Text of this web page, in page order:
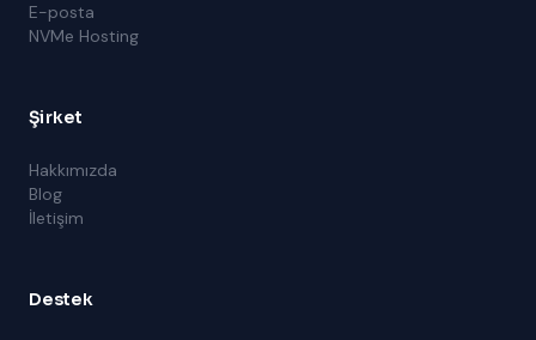
E-posta
NVMe Hosting
Şirket
Hakkımızda
Blog
İletişim
Destek